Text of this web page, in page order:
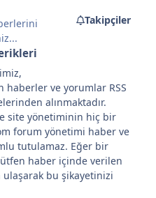
Takipçiler
ve yorumlar RSS
alınmaktadır.
site yönetiminin hiç bir
forum yönetimi haber ve
tutulamaz. Eğer bir
haber içinde verilen
ulaşarak bu şikayetinizi